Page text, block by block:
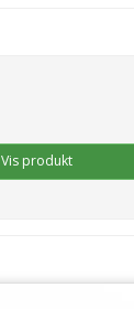
Vis produkt